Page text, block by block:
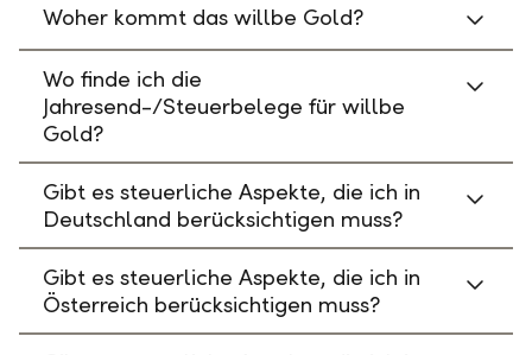
Woher kommt das willbe Gold?
Wo finde ich die
Jahresend-/Steuerbelege für willbe
Gold?
Gibt es steuerliche Aspekte, die ich in
Deutschland berücksichtigen muss?
Gibt es steuerliche Aspekte, die ich in
Österreich berücksichtigen muss?